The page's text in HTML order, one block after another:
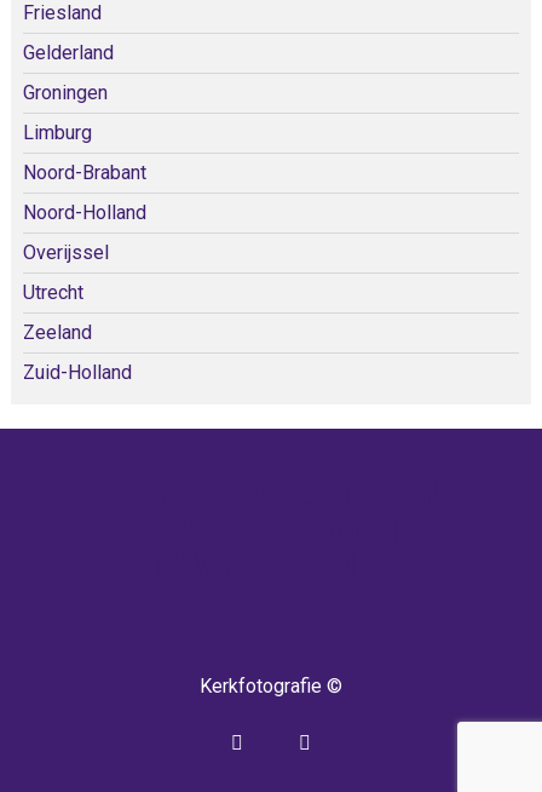
Friesland
Gelderland
Groningen
Limburg
Noord-Brabant
Noord-Holland
Overijssel
Utrecht
Zeeland
Zuid-Holland
Kerkfotografie ©